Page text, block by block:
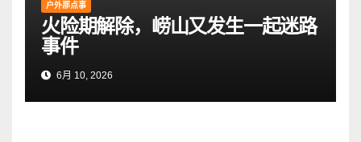
户外那点事
火险期解除，崂山又发生一起迷路
事件
6月 10, 2026